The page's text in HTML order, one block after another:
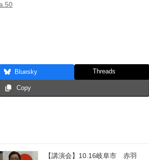
Bluesky Threads
Copy
【講演会】10.16岐阜市 赤羽